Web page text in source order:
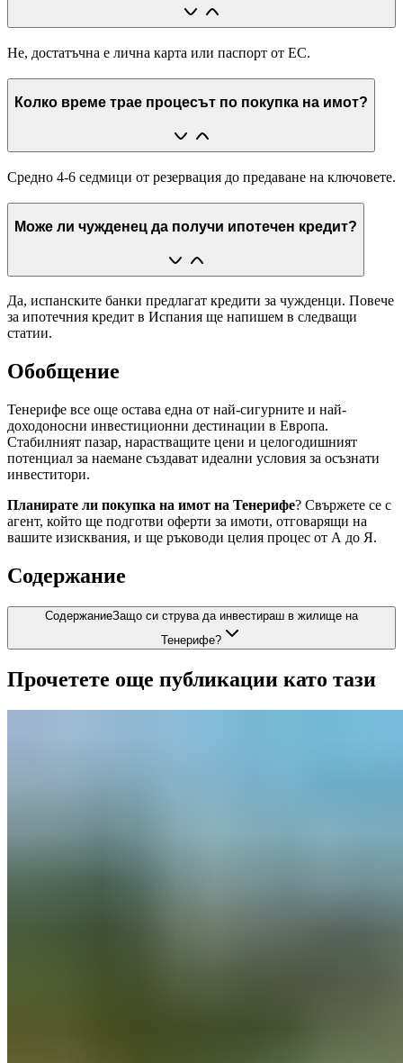
Не, достатъчна е лична карта или паспорт от ЕС.
Колко време трае процесът по покупка на имот?
Средно 4-6 седмици от резервация до предаване на ключовете.
Може ли чужденец да получи ипотечен кредит?
Да, испанските банки предлагат кредити за чужденци. Повече
за ипотечния кредит в Испания ще напишем в следващи
статии.
Обобщение
Тенерифе все още остава една от най-сигурните и най-
доходоносни инвестиционни дестинации в Европа.
Стабилният пазар, нарастващите цени и целогодишният
потенциал за наемане създават идеални условия за осъзнати
инвеститори.
Планирате ли покупка на имот на Тенерифе? Свържете се с
агент, който ще подготви оферти за имоти, отговарящи на
вашите изисквания, и ще ръководи целия процес от А до Я.
Содержание
СодержаниеЗащо си струва да инвестираш в жилище на
Тенерифе?
Прочетете още публикации като тази